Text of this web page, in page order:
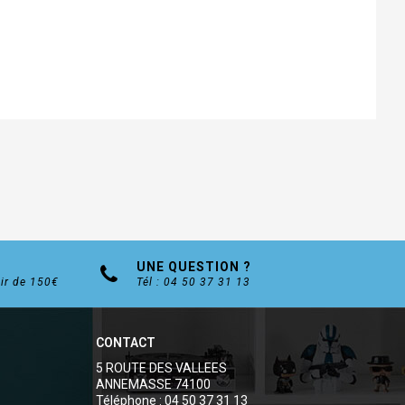
de 150€
UNE QUESTION ?
Tél : 04 50 37 31 13
CONTACT
5 ROUTE DES VALLEES
ANNEMASSE 74100
Téléphone : 04 50 37 31 13